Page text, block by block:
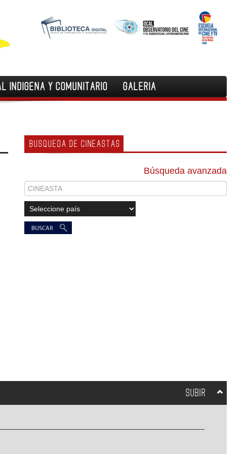
INDIGENA Y COMUNITARIO GALERIA
BUSQUEDA DE CINEASTAS
Búsqueda avanzada
SUBIR